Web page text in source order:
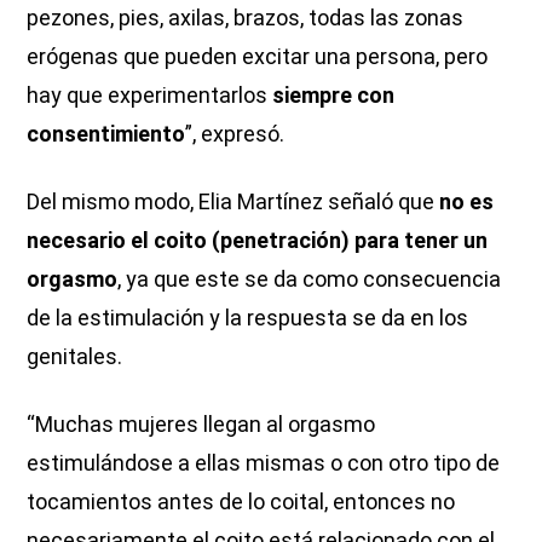
pezones, pies, axilas, brazos, todas las zonas
erógenas que pueden excitar una persona, pero
hay que experimentarlos siempre con
consentimiento”, expresó.
Del mismo modo, Elia Martínez señaló que no es
necesario el coito (penetración) para tener un
orgasmo, ya que este se da como consecuencia
de la estimulación y la respuesta se da en los
genitales.
“Muchas mujeres llegan al orgasmo
estimulándose a ellas mismas o con otro tipo de
tocamientos antes de lo coital, entonces no